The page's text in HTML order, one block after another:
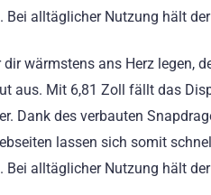
alltäglicher Nutzung hält
wärmstens ans Herz legen,
aus. Mit 6,81 Zoll fällt das
Dank des verbauten
lassen sich somit
alltäglicher Nutzung hält